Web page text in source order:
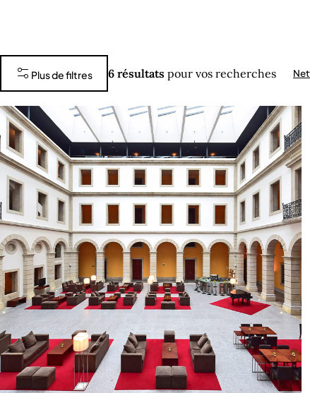
Plus de filtres 6 résultats pour vos recherches